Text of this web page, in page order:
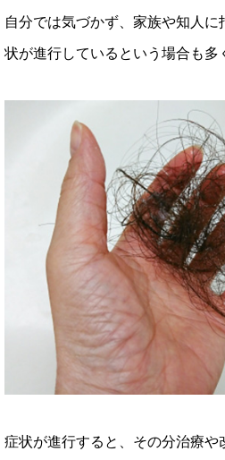
自分では気づかず、家族や知人
状が進行しているという場合も多
症状が進行すると、その分治療や